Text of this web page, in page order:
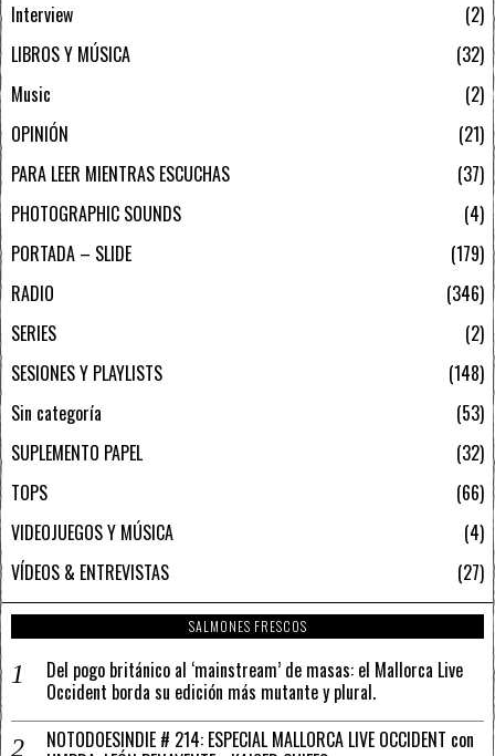
Interview
2
LIBROS Y MÚSICA
32
Music
2
OPINIÓN
21
PARA LEER MIENTRAS ESCUCHAS
37
PHOTOGRAPHIC SOUNDS
4
PORTADA – SLIDE
179
RADIO
346
SERIES
2
SESIONES Y PLAYLISTS
148
Sin categoría
53
SUPLEMENTO PAPEL
32
TOPS
66
VIDEOJUEGOS Y MÚSICA
4
VÍDEOS & ENTREVISTAS
27
SALMONES FRESCOS
Del pogo británico al ‘mainstream’ de masas: el Mallorca Live
Occident borda su edición más mutante y plural.
NOTODOESINDIE # 214: ESPECIAL MALLORCA LIVE OCCIDENT con